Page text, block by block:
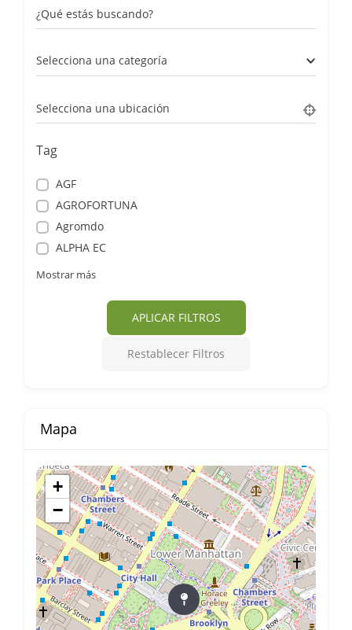
¿Qué estás buscando?
Selecciona una categoría
Selecciona una ubicación
Tag
AGF
AGROFORTUNA
Agromdo
ALPHA EC
Mostrar más
APLICAR FILTROS
Restablecer Filtros
Mapa
+
−